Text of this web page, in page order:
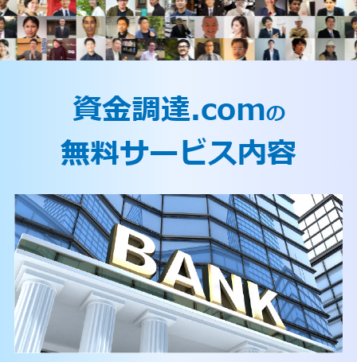
資金調達.comの
無料サービス内容